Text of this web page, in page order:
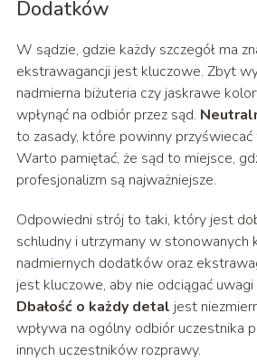
Dodatków
W sądzie, gdzie każdy szczegół ma
ekstrawagancji jest kluczowe. Zbyt
nadmierna biżuteria czy jaskrawe
wpłynąć na odbiór przez sąd.
to zasady, które powinny
Warto pamiętać, że sąd to miejsce,
profesjonalizm są najważniejsze.
Odpowiedni strój to taki, który jest
schludny i utrzymany w stonowanych
nadmiernych dodatków oraz
jest kluczowe, aby nie odciągać
Dbałość o każdy detal jest
wpływa na ogólny odbiór uczestnika
innych uczestników rozprawy.